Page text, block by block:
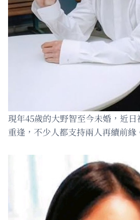
現年45歲的大野智至今未婚，近
重逢，不少人都支持兩人再續前緣